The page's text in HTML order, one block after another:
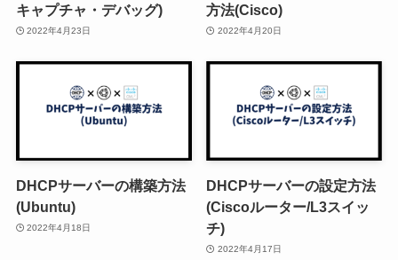
キャプチャ・デバッグ)
2022年4月23日
方法(Cisco)
2022年4月20日
DHCPサーバーの構築方法
(Ubuntu)
2022年4月18日
DHCPサーバーの設定方法
(Ciscoルーター/L3スイッ
チ)
2022年4月17日